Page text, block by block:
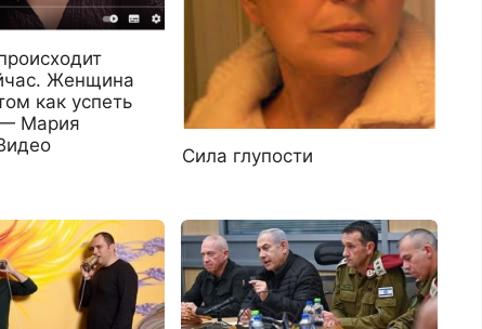
Женщина
как успеть
— Мария
Сила глупости